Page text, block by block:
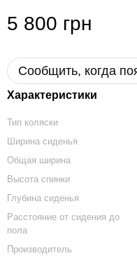
5 800 грн
Сообщить, когда
Характеристики
Тип коляски
Ширина сиденья
Общая ширина
Высота спинки
Глубина сиденья
Расстояние от сидения до
пола
Производитель